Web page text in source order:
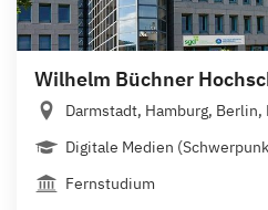
Wilhelm Büchner
Darmstadt, Hamburg, Berlin,
Digitale Medien
Fernstudium